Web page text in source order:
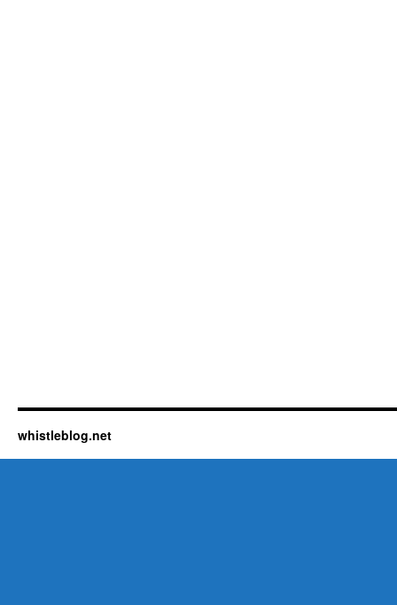
whistleblog.net